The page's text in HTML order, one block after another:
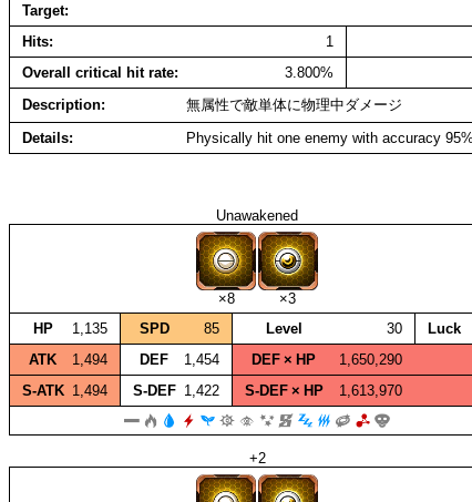
Target
Hits
1
Overall critical hit rate
3.800%
Description
無属性で敵単体に物理中ダメージ
Details
Physically hit one enemy with accuracy
Unawakened
×8
×3
HP
1,135 SPD 85 Level 30 Luck
ATK
1,494 DEF 1,454 DEF × HP
1,650,290
S‑ATK 1,494 S‑DEF 1,422 S‑DEF × HP 1,613,970
+2